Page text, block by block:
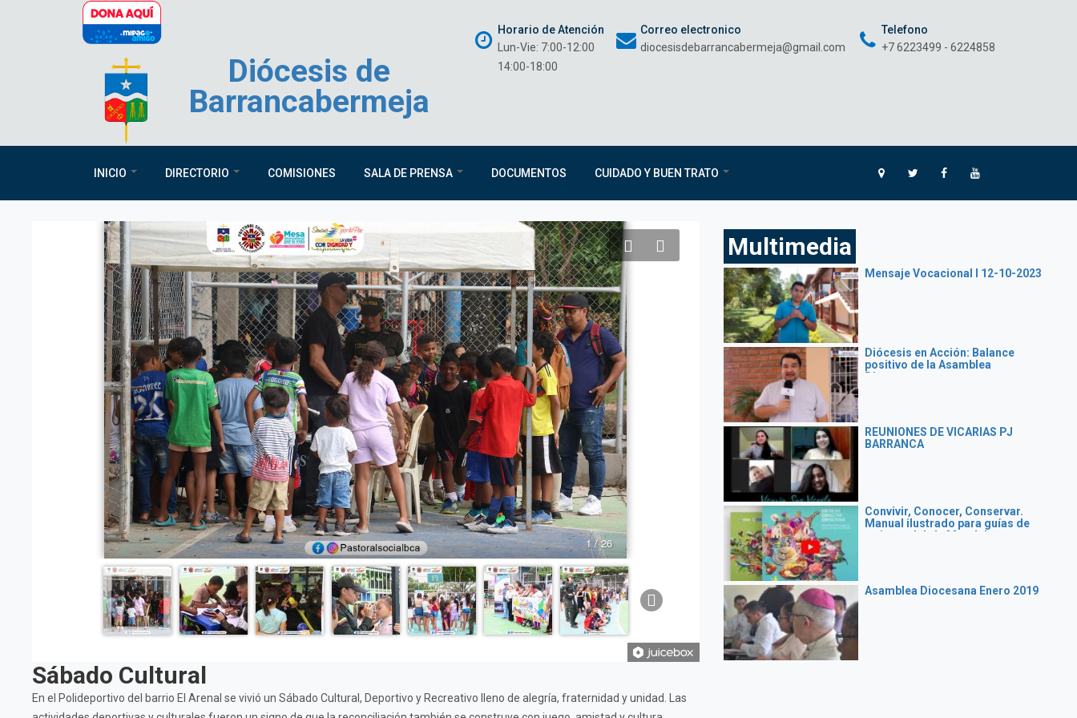
Pasar al contenido principal
Diócesis de
Barrancabermeja
Horario de Atención
Lun-Vie: 7:00-12:00
14:00-18:00
Correo electronico
diocesisdebarrancabermeja@gmail.com
Telefono
+7 6223499 - 6224858
INICIO DIRECTORIO COMISIONES SALA DE PRENSA DOCUMENTOS CUIDADO Y BUEN TRATO
1 / 26
Sábado Cultural
En el Polideportivo del barrio El Arenal se vivió un Sábado Cultural, Deportivo y Recreativo lleno de alegría, fraternidad y unidad. Las
Multimedia
Mensaje Vocacional I 12-10-2023
Diócesis en Acción: Balance
positivo de la Asamblea
Diocesana
REUNIONES DE VICARIAS PJ
BARRANCA
Convivir, Conocer, Conservar.
Manual ilustrado para guías de
turismo del río Magdalena
Asamblea Diocesana Enero 2019